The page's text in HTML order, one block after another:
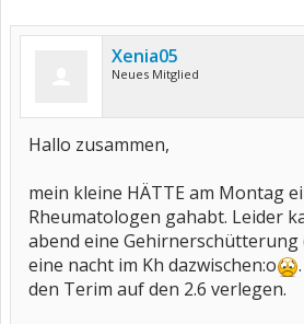
Xenia05
Neues Mitglied
Hallo zusammen,
mein kleine HÄTTE am Montag
Rheumatologen gahabt. Leider
abend eine Gehirnerschütterung
eine nacht im Kh dazwischen:o
den Terim auf den 2.6 verlegen.